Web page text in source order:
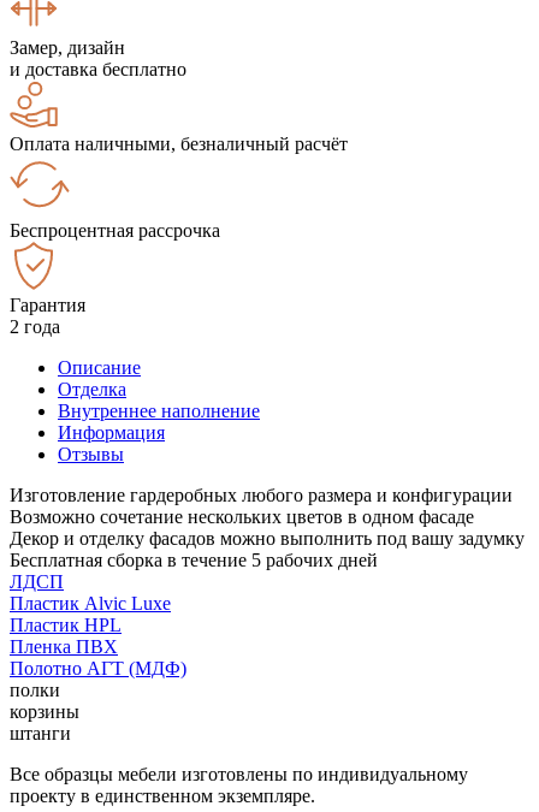
Замер, дизайн
и доставка бесплатно
Оплата наличными, безналичный расчёт
Беспроцентная рассрочка
Гарантия
2 года
Описание
Отделка
Внутреннее наполнение
Информация
Отзывы
Изготовление гардеробных любого размера и конфигурации
Возможно сочетание нескольких цветов в одном фасаде
Декор и отделку фасадов можно выполнить под вашу задумку
Бесплатная сборка в течение 5 рабочих дней
ЛДСП
Пластик Alvic Luxe
Пластик HPL
Пленка ПВХ
Полотно АГТ (МДФ)
полки
корзины
штанги
Все образцы мебели изготовлены по индивидуальному
проекту в единственном экземпляре.